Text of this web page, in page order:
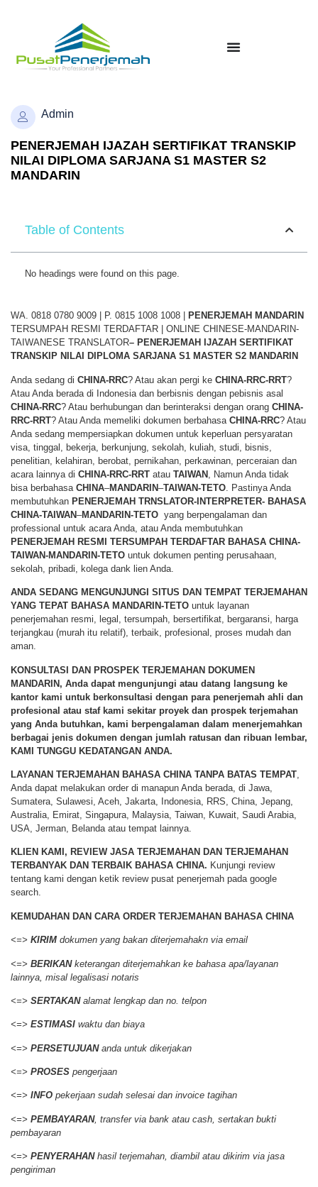
Admin
PENERJEMAH IJAZAH SERTIFIKAT TRANSKIP
NILAI DIPLOMA SARJANA S1 MASTER S2
MANDARIN
Table of Contents
No headings were found on this page.
WA. 0818 0780 9009 | P. 0815 1008 1008 | PENERJEMAH MANDARIN
TERSUMPAH RESMI TERDAFTAR | ONLINE CHINESE-MANDARIN-
TAIWANESE TRANSLATOR– PENERJEMAH IJAZAH SERTIFIKAT
TRANSKIP NILAI DIPLOMA SARJANA S1 MASTER S2 MANDARIN
Anda sedang di CHINA-RRC? Atau akan pergi ke CHINA-RRC-RRT?
Atau Anda berada di Indonesia dan berbisnis dengan pebisnis asal
CHINA-RRC? Atau berhubungan dan berinteraksi dengan orang CHINA-
RRC-RRT? Atau Anda memeliki dokumen berbahasa CHINA-RRC? Atau
Anda sedang mempersiapkan dokumen untuk keperluan persyaratan
visa, tinggal, bekerja, berkunjung, sekolah, kuliah, studi, bisnis,
penelitian, kelahiran, berobat, pernikahan, perkawinan, perceraian dan
acara lainnya di CHINA-RRC-RRT atau TAIWAN
, Namun Anda tidak
bisa berbahasa CHINA–MANDARIN–TAIWAN-TETO . Pastinya Anda
membutuhkan PENERJEMAH TRNSLATOR-INTERPRETER- BAHASA
CHINA-TAIWAN–MANDARIN-TETO yang berpengalaman dan
professional untuk acara Anda, atau Anda membutuhkan
PENERJEMAH RESMI TERSUMPAH TERDAFTAR BAHASA CHINA-
TAIWAN-MANDARIN-TETO untuk dokumen penting perusahaan,
sekolah, pribadi, kolega dank lien Anda.
ANDA SEDANG MENGUNJUNGI SITUS DAN TEMPAT TERJEMAHAN
YANG TEPAT BAHASA MANDARIN-TETO untuk layanan
penerjemahan resmi, legal, tersumpah, bersertifikat, bergaransi, harga
terjangkau (murah itu relatif), terbaik, profesional, proses mudah dan
aman.
KONSULTASI DAN PROSPEK TERJEMAHAN DOKUMEN
MANDARIN, Anda dapat mengunjungi atau datang langsung ke
kantor kami untuk berkonsultasi dengan para penerjemah ahli dan
profesional atau staf kami sekitar proyek dan prospek terjemahan
yang Anda butuhkan, kami berpengalaman dalam menerjemahkan
berbagai jenis dokumen dengan jumlah ratusan dan ribuan lembar,
KAMI TUNGGU KEDATANGAN ANDA.
LAYANAN TERJEMAHAN BAHASA CHINA TANPA BATAS TEMPAT
Anda dapat melakukan order di manapun Anda berada, di Jawa,
Sumatera, Sulawesi, Aceh, Jakarta, Indonesia, RRS, China, Jepang,
Australia, Emirat, Singapura, Malaysia, Taiwan, Kuwait, Saudi Arabia,
USA, Jerman, Belanda atau tempat lainnya.
KLIEN KAMI, REVIEW JASA TERJEMAHAN DAN TERJEMAHAN
TERBANYAK DAN TERBAIK BAHASA CHINA. Kunjungi review
tentang kami dengan ketik review pusat penerjemah pada google
search.
KEMUDAHAN DAN CARA ORDER TERJEMAHAN BAHASA CHINA
<=> KIRIM dokumen yang bakan diterjemahakn via email
<=> BERIKANketerangan diterjemahkan ke bahasa apa/layanan
lainnya, misal legalisasi notaris
<=> SERTAKANalamat lengkap dan no. telpon
<=> ESTIMASI waktu dan biaya
<=> PERSETUJUANanda untuk dikerjakan
<=> PROSES pengerjaan
<=> INFO pekerjaan sudah selesai dan invoice tagihan
<=> PEMBAYARAN, transfer via bank atau cash, sertakan bukti
pembayaran
<=> PENYERAHANhasil terjemahan, diambil atau dikirim via jasa
pengiriman